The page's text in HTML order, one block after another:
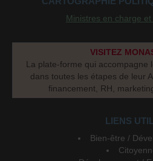
Ministres en charge
VISITEZ
La plate-forme qui accompagne
dans toutes les étapes de leur
financement, RH,
LIENS
Bien-être /